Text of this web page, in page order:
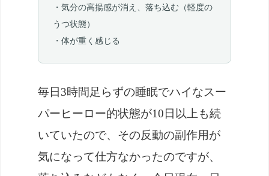
・気分の高揚感が消え、落ち込む（軽度の
うつ状態）
・体が重く感じる
毎日3時間足らずの睡眠でハイなスー
パーヒーロー的状態が10日以上も続
いていたので、その反動の副作用が
気になって仕方なかったのですが、